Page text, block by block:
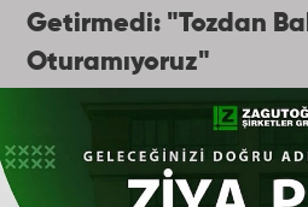
Getirmedi: "Tozdan
Oturamıyoruz"
Mahallelinin tek sorunu
kanalizasyon eksikliğiyle
Aynı sokak içinEskişehir